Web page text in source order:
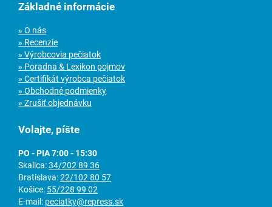
Základné informácie
» O nás
» Recenzie
» Výrobcovia pečiatok
» Poradna & Lexikon pojmov
» Certifikát výrobca pečiatok
» Obchodné podmienky
» Zrušiť objednávku
Volajte, píšte
PO - PIA 7:00 - 15:30
Skalica:34/202 89 36
Bratislava:22/102 80 57
Košice: 55/228 99 02
E-mail: peciatky@repress.sk